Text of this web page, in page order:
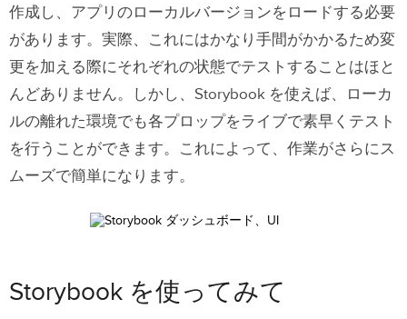
作成し、アプリのローカルバージョンをロードする必要
があります。実際、これにはかなり手間がかかるため変
更を加える際にそれぞれの状態でテストすることはほと
んどありません。しかし、Storybook を使えば、ローカ
ルの離れた環境でも各プロップをライブで素早くテスト
を行うことができます。これによって、作業がさらにス
ムーズで簡単になります。
Storybook を使ってみて